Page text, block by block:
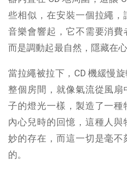
些相似，在安裝一個拉繩
音樂會響起，它不需要消費
而是調動起最自然，隱藏在
當拉繩被拉下，CD 機緩慢
整個房間，就像氣流從風
子的燈光一樣，製造了一
內心兒時的回憶，這種人
妙的存在，而這一切是毫不
的。